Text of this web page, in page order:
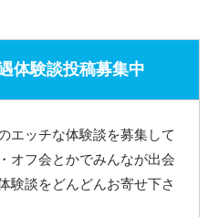
体験談投稿募集中
エッチな体験談を募集して
オフ会とかでみんなが出会
験談をどんどんお寄せ下さ